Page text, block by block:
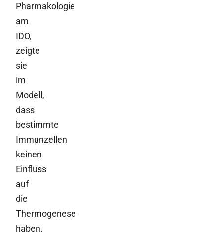
Pharmakologie
am
IDO,
zeigte
sie
im
Modell,
dass
bestimmte
Immunzellen
keinen
Einfluss
auf
die
Thermogenese
haben.